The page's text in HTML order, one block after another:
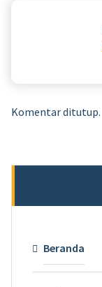
Komentar ditutup.
Beranda